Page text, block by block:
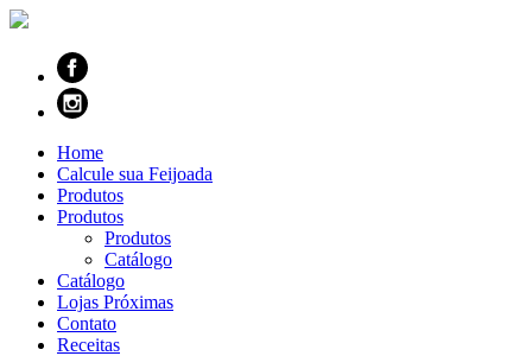
Home
Calcule sua Feijoada
Produtos
Produtos
Produtos
Catálogo
Catálogo
Lojas Próximas
Contato
Receitas